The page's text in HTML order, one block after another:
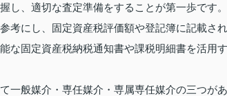
し、適切な査定準備をすることが第一歩です。
考にし、固定資産税評価額や登記簿に記載され
な固定資産税納税通知書や課税明細書を活用す
一般媒介・専任媒介・専属専任媒介の三つがあ